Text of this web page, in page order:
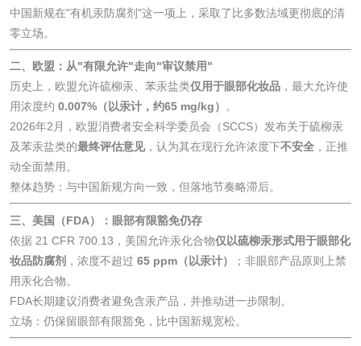
中国新规在"有机汞防腐剂"这一项上，采取了比多数法域更彻底的清
零立场。
二、欧盟：从"有限允许"走向"审议禁用"
历史上，欧盟允许硫柳汞、苯汞盐类仅用于眼部化妆品 ，最大允许使
用浓度约 0.007%（以汞计，约65 mg/kg）
。
2026年2月，欧盟消费者安全科学委员会（SCCS）发布关于硫柳汞
及苯汞盐类的最终评估意见，认为其在现行允许浓度下不安全 ，正推
动全面禁用。
整体趋势：与中国新规方向一致，但落地节奏略滞后。
三、美国（FDA）：眼部有限豁免仍存
依据 21 CFR 700.13，美国允许汞化合物仅以硫柳汞形式用于眼部化
妆品防腐剂 ，浓度不超过 65 ppm（以汞计）
；非眼部产品原则上禁
用汞化合物。
FDA长期建议消费者避免含汞产品，并推动进一步限制。
立场：仍保留眼部有限豁免，比中国新规宽松。
脱硫脱硝活性炭检
煤质活性炭检测
检测
木质净水用活性炭
检测
农药肥料
肥料检测 微生物肥料检测
化肥检测 微生物菌剂检测
磷酸肥料检测